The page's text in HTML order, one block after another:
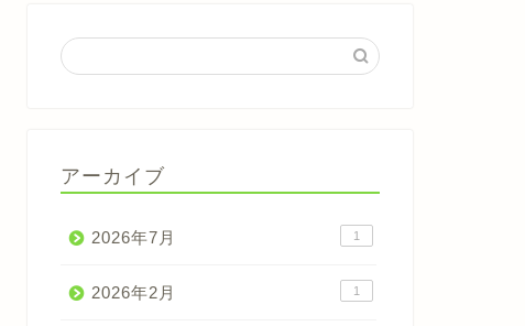
アーカイブ
2026年7月 1
2026年2月 1